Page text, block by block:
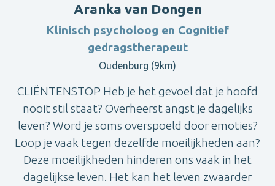
Aranka van Dongen
Klinisch psycholoog en Cognitief
gedragstherapeut
Oudenburg (9km)
CLIËNTENSTOP Heb je het gevoel dat je hoofd
nooit stil staat? Overheerst angst je dagelijks
leven? Word je soms overspoeld door emoties?
Loop je vaak tegen dezelfde moeilijkheden aan?
Deze moeilijkheden hinderen ons vaak in het
dagelijkse leven. Het kan het leven zwaarder